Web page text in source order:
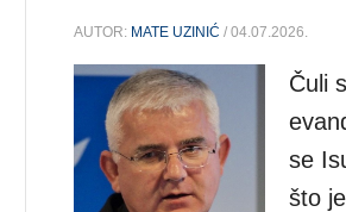
AUTOR: MATE UZINIĆ / 04.07.2026.
Čuli
se
što